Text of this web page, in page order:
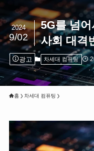
5G를 넘
사회 대격
2024
9/02
광고 차세대 컴퓨팅
홈 차세대 컴퓨팅